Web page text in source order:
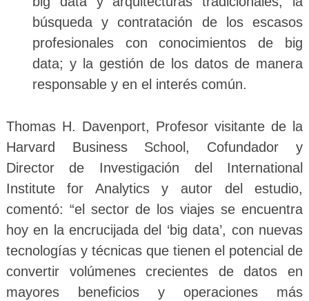
búsqueda y contratación de los escasos
profesionales con conocimientos de big
data; y la gestión de los datos de manera
responsable y en el interés común.
Thomas H. Davenport, Profesor visitante de la
Harvard Business School, Cofundador y
Director de Investigación del International
Institute for Analytics y autor del estudio,
comentó: “el sector de los viajes se encuentra
hoy en la encrucijada del ‘big data’, con nuevas
tecnologías y técnicas que tienen el potencial de
convertir volúmenes crecientes de datos en
mayores beneficios y operaciones más